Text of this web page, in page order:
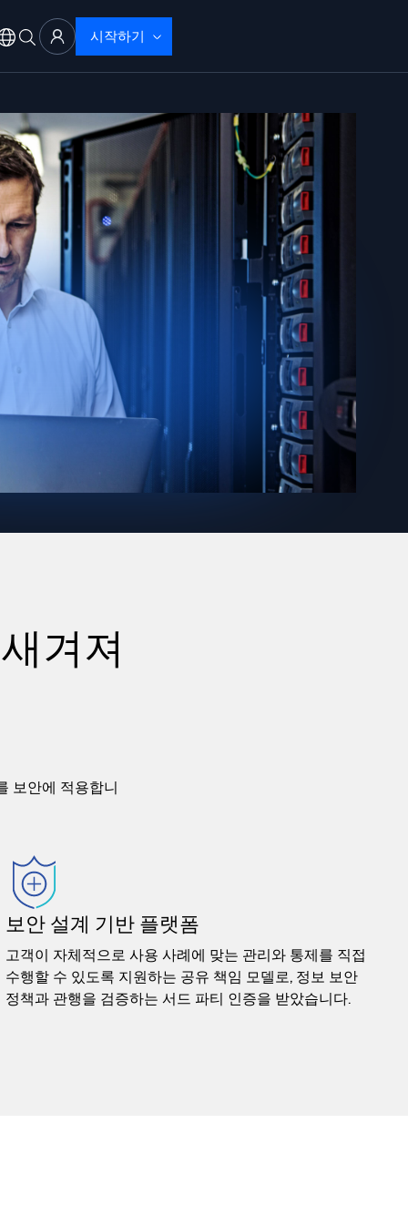
시작하기
제 해결
로 탐지 및 해결
겨져
보안에 적용합니
보안 설계 기반 플랫폼
고객이 자체적으로 사용 사례에 맞는 관리와 통제를 직접
수행할 수 있도록 지원하는 공유 책임 모델로, 정보 보안
정책과 관행을 검증하는 서드 파티 인증을 받았습니다.